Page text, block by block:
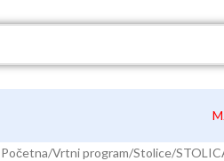
Početna Vrtni program Stolice